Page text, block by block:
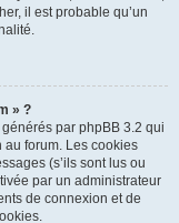
il est probable qu’un
» ?
par phpBB 3.2 qui
au forum. Les cookies
(s’ils sont lus ou
par un administrateur
de connexion et de